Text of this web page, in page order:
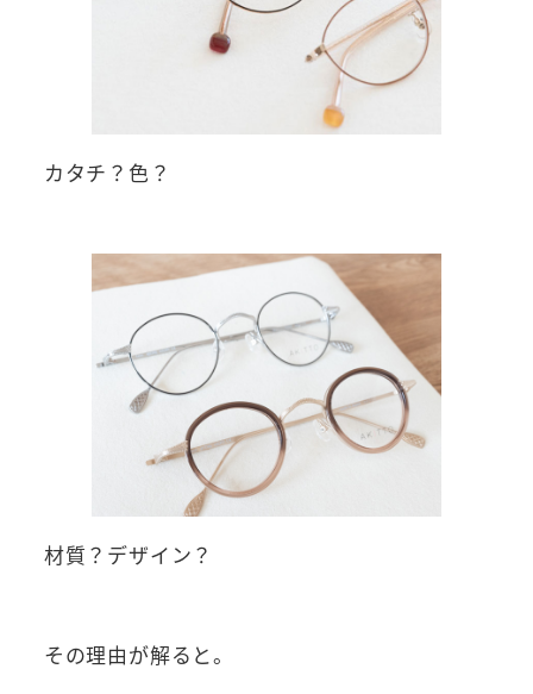
カタチ？色？
材質？デザイン？
その理由が解ると。